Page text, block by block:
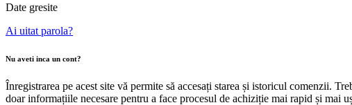
Date gresite
Ai uitat parola?
Nu aveti inca un cont?
Înregistrarea pe acest site vă permite să accesați starea și istoricul comenzii.
doar informațiile necesare pentru a face procesul de achiziție mai rapid și mai